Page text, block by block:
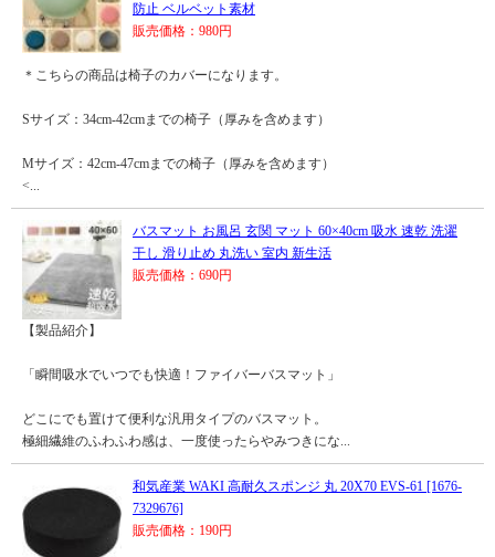
防止 ベルベット素材
販売価格：980円
＊こちらの商品は椅子のカバーになります。
Sサイズ：34cm-42cmまでの椅子（厚みを含めます）
Mサイズ：42cm-47cmまでの椅子（厚みを含めます）
<...
バスマット お風呂 玄関 マット 60×40cm 吸水 速乾 洗濯
干し 滑り止め 丸洗い 室内 新生活
販売価格：690円
【製品紹介】
「瞬間吸水でいつでも快適！ファイバーバスマット」
どこにでも置けて便利な汎用タイプのバスマット。
極細繊維のふわふわ感は、一度使ったらやみつきにな...
和気産業 WAKI 高耐久スポンジ 丸 20X70 EVS-61 [1676-
7329676]
販売価格：190円